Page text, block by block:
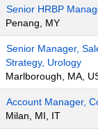
Senior HRBP
Penang, MY
Senior Manager,
Strategy, Urology
Marlborough, MA,
Account Manager,
Milan, MI, IT